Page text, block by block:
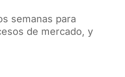
semanas para
de mercado, y